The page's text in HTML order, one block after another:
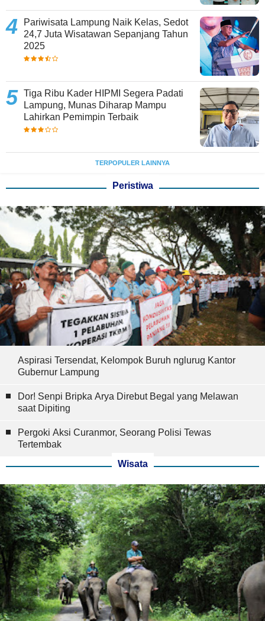
Pariwisata Lampung Naik Kelas, Sedot
24,7 Juta Wisatawan Sepanjang Tahun
2025
Tiga Ribu Kader HIPMI Segera Padati
Lampung, Munas Diharap Mampu
Lahirkan Pemimpin Terbaik
TERPOPULER LAINNYA
Peristiwa
Aspirasi Tersendat, Kelompok Buruh nglurug Kantor
Gubernur Lampung
Dor! Senpi Bripka Arya Direbut Begal yang Melawan
saat Dipiting
Pergoki Aksi Curanmor, Seorang Polisi Tewas
Tertembak
Wisata